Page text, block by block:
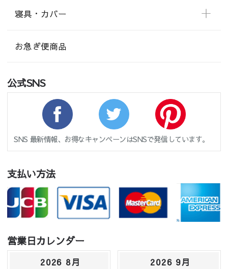
寝具・カバー
お急ぎ便商品
公式SNS
SNS 最新情報、お得なキャンペーンはSNSで発信しています。
支払い方法
営業日カレンダー
2026 8月 2026 9月